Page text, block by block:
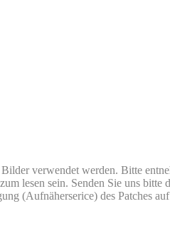
verwendet werden. Bitte
lesen sein. Senden Sie uns
(Aufnäherserice) des Patches